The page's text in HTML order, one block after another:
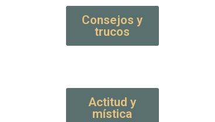
Consejos y
trucos
Actitud y
mística